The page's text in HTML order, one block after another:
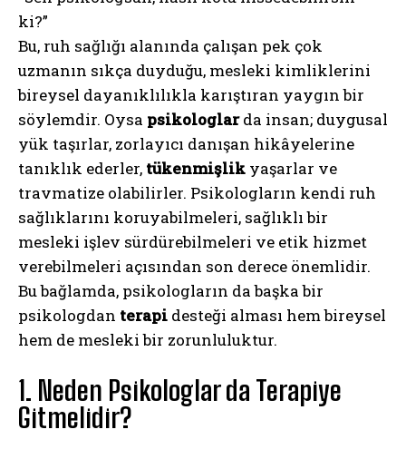
ki?”
Bu, ruh sağlığı alanında çalışan pek çok
uzmanın sıkça duyduğu, mesleki kimliklerini
bireysel dayanıklılıkla karıştıran yaygın bir
söylemdir. Oysa psikologlarda insan; duygusal
yük taşırlar, zorlayıcı danışan hikâyelerine
tanıklık ederler, tükenmişlik yaşarlar ve
travmatize olabilirler. Psikologların kendi ruh
sağlıklarını koruyabilmeleri, sağlıklı bir
mesleki işlev sürdürebilmeleri ve etik hizmet
verebilmeleri açısından son derece önemlidir.
Bu bağlamda, psikologların da başka bir
psikologdan terapi desteği alması hem bireysel
hem de mesleki bir zorunluluktur.
1. Neden Psikologlar da Terapiye
Gitmelidir?